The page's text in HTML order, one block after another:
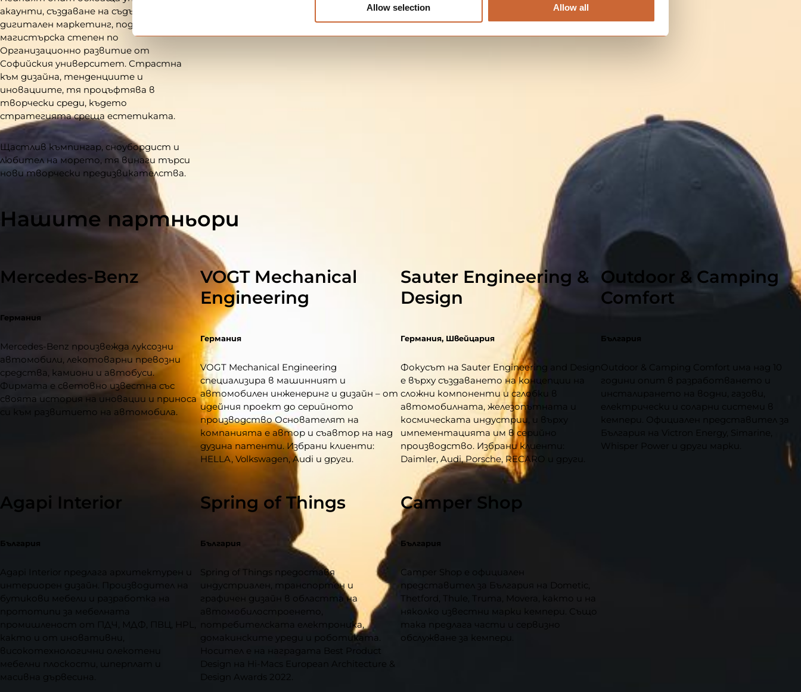
Allow selection Allow all
акаунти, създаване на съдържание и
дигитален маркетинг, подкрепен от
магистърска степен по
Организационно развитие от
Софийския университет. Страстна
към дизайна, тенденциите и
иновациите, тя процъфтява в
творчески среди, където
стратегията среща естетиката.
Щастлив къмпингар, сноубордист и
любител на морето, тя винаги търси
нови творчески предизвикателства.
Нашите партньори
Mercedes-Benz
Германия
Mercedes-Benz произвежда луксозни
автомобили, лекотоварни превозни
средства, камиони и автобуси.
Фирмата е световно известна със
своята история на иновации и приноса
си към развитието на автомобила.
VOGT Mechanical
Engineering
Германия
VOGT Mechanical Engineering
специализира в машинният и
автомобилен инженеринг и дизайн – от
идейния проект до серийното
производство Основателят на
компанията е автор и съавтор на над
дузина патенти. Избрани клиенти:
HELLA, Volkswagen, Audi и други.
Sauter Engineering &
Design
Германия, Швейцария
Фокусът на Sauter Engineering and Design
е върху създаването на концепции на
сложни компоненти и сглобки в
автомобилната, железопътната и
космическата индустрии, и върху
импементацията им в серийно
производство. Избрани клиенти:
Daimler, Audi, Porsche, RECARO и други.
Outdoor & Camping
Comfort
България
Outdoor & Camping Comfort има над 10
години опит в разработването и
инсталирането на водни, газови,
електрически и соларни системи в
кемпери. Официален представител за
България на Victron Energy, Simarine,
Whisper Power и други марки.
Agapi Interior
България
Agapi Interior предлага архитектурен и
интериорен дизайн. Производител на
бутикови мебели и разработка на
прототипи за мебелната
промишленост от ПДЧ, МДФ, ПВЦ, HPL,
както и от иновативни,
високотехнологични олекотени
мебелни плоскости, шперплат и
масивна дървесина.
Spring of Things
България
Spring of Things предоставя
индустриален, транспортен и
графичен дизайн в областта на
автомобилостроенето,
потребителската електроника,
домакинските уреди и роботиката.
Носител е на наградата Best Product
Design на Hi-Macs European Architecture &
Design Awards 2022.
Camper Shop
България
Camper Shop е официален
представител за България на Dometic,
Thetford, Thule, Truma, Movera, както и на
няколко известни марки кемпери. Също
така предлага части и сервизно
обслужване за кемпери.